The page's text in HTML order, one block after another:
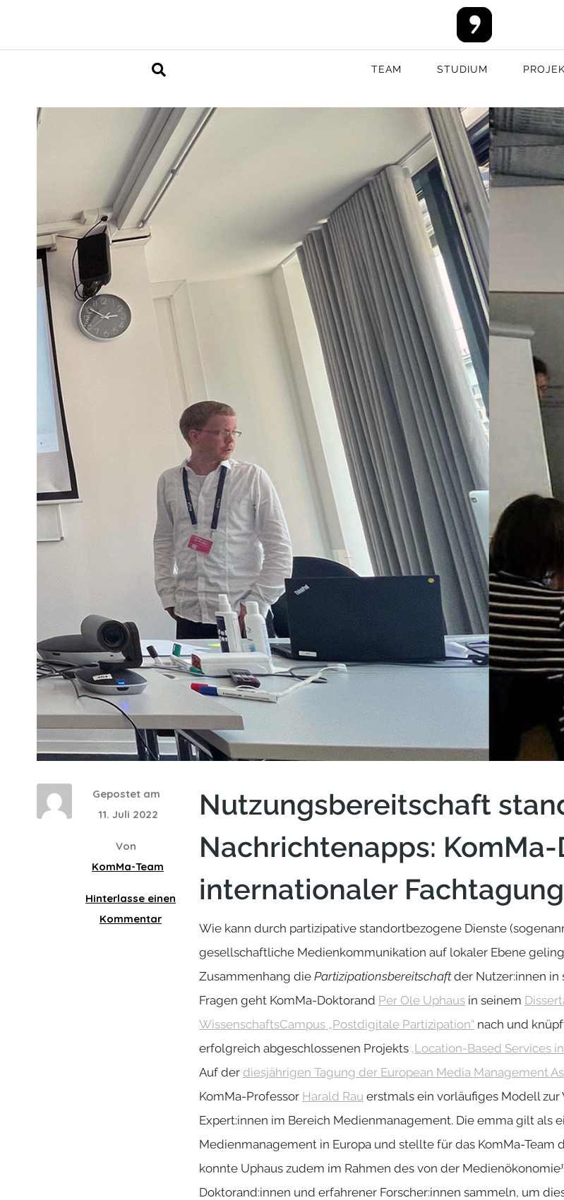
TEAM STUDIUM
Gepostet am
11. Juli 2022
Von
KomMa-Team
Hinterlasse einen
Kommentar
Nutzungsbereitschaft
Nachrichtenapps:
internationaler
Wie kann durch partizipative standortbezogene Dienste
gesellschaftliche Medienkommunikation auf lokaler Ebene
Zusammenhang die Partizipationsbereitschaftder Nutzer:innen in
Fragen geht KomMa-Doktorand Per Ole Uphaus in seinem
WissenschaftsCampus „Postdigitale Partizipation“ nach und
erfolgreich abgeschlossenen Projekts ‚Location-Based Services
Auf der diesjährigen Tagung der European Media Management
KomMa-Professor Harald Rau erstmals ein vorläufiges Modell
Expert:innen im Bereich Medienmanagement. Die emma gilt
Medienmanagement in Europa und stellte für das KomMa-
konnte Uphaus zudem im Rahmen des von der
Doktorand:innen und erfahrener Forscher:innen sammeln, um